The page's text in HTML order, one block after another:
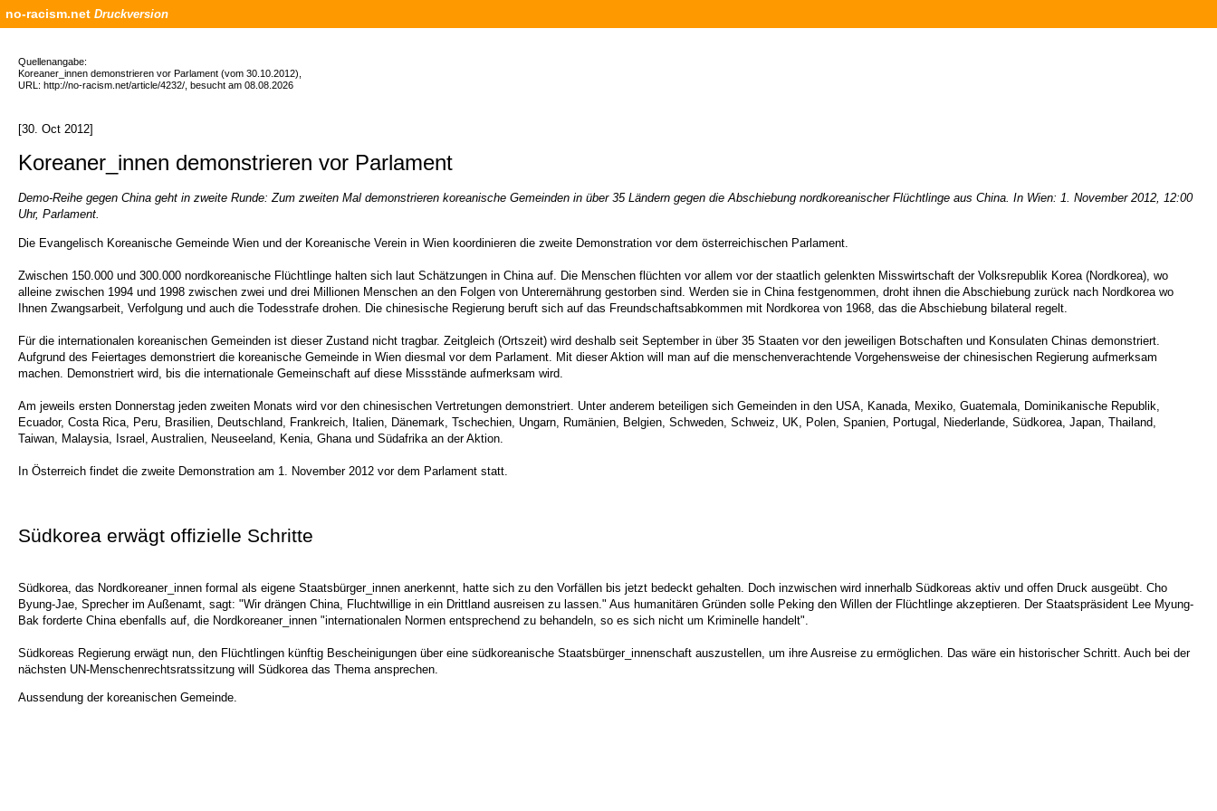
no-racism.net Druckversion
Quellenangabe:
Koreaner_innen demonstrieren vor Parlament (vom 30.10.2012),
URL: http://no-racism.net/article/4232/, besucht am 08.08.2026
[30. Oct 2012]
Koreaner_innen demonstrieren vor Parlament
Demo-Reihe gegen China geht in zweite Runde: Zum zweiten Mal demonstrieren koreanische Gemeinden in über 35 Ländern gegen die Abschiebung nordkoreanischer Flüchtlinge aus China. In Wien: 1. November 2012, 12:00
Uhr, Parlament.
Die Evangelisch Koreanische Gemeinde Wien und der Koreanische Verein in Wien koordinieren die zweite Demonstration vor dem österreichischen Parlament.
Zwischen 150.000 und 300.000 nordkoreanische Flüchtlinge halten sich laut Schätzungen in China auf. Die Menschen flüchten vor allem vor der staatlich gelenkten Misswirtschaft der Volksrepublik Korea (Nordkorea), wo
alleine zwischen 1994 und 1998 zwischen zwei und drei Millionen Menschen an den Folgen von Unterernährung gestorben sind. Werden sie in China festgenommen, droht ihnen die Abschiebung zurück nach Nordkorea wo
Ihnen Zwangsarbeit, Verfolgung und auch die Todesstrafe drohen. Die chinesische Regierung beruft sich auf das Freundschaftsabkommen mit Nordkorea von 1968, das die Abschiebung bilateral regelt.
Für die internationalen koreanischen Gemeinden ist dieser Zustand nicht tragbar. Zeitgleich (Ortszeit) wird deshalb seit September in über 35 Staaten vor den jeweiligen Botschaften und Konsulaten Chinas demonstriert.
Aufgrund des Feiertages demonstriert die koreanische Gemeinde in Wien diesmal vor dem Parlament. Mit dieser Aktion will man auf die menschenverachtende Vorgehensweise der chinesischen Regierung aufmerksam
machen. Demonstriert wird, bis die internationale Gemeinschaft auf diese Missstände aufmerksam wird.
Am jeweils ersten Donnerstag jeden zweiten Monats wird vor den chinesischen Vertretungen demonstriert. Unter anderem beteiligen sich Gemeinden in den USA, Kanada, Mexiko, Guatemala, Dominikanische Republik,
Ecuador, Costa Rica, Peru, Brasilien, Deutschland, Frankreich, Italien, Dänemark, Tschechien, Ungarn, Rumänien, Belgien, Schweden, Schweiz, UK, Polen, Spanien, Portugal, Niederlande, Südkorea, Japan, Thailand,
Taiwan, Malaysia, Israel, Australien, Neuseeland, Kenia, Ghana und Südafrika an der Aktion.
In Österreich findet die zweite Demonstration am 1. November 2012 vor dem Parlament statt.
Südkorea erwägt offizielle Schritte
Südkorea, das Nordkoreaner_innen formal als eigene Staatsbürger_innen anerkennt, hatte sich zu den Vorfällen bis jetzt bedeckt gehalten. Doch inzwischen wird innerhalb Südkoreas aktiv und offen Druck ausgeübt. Cho
Byung-Jae, Sprecher im Außenamt, sagt: "Wir drängen China, Fluchtwillige in ein Drittland ausreisen zu lassen." Aus humanitären Gründen solle Peking den Willen der Flüchtlinge akzeptieren. Der Staatspräsident Lee Myung-
Bak forderte China ebenfalls auf, die Nordkoreaner_innen "internationalen Normen entsprechend zu behandeln, so es sich nicht um Kriminelle handelt".
Südkoreas Regierung erwägt nun, den Flüchtlingen künftig Bescheinigungen über eine südkoreanische Staatsbürger_innenschaft auszustellen, um ihre Ausreise zu ermöglichen. Das wäre ein historischer Schritt. Auch bei der
nächsten UN-Menschenrechtsratssitzung will Südkorea das Thema ansprechen.
Aussendung der koreanischen Gemeinde.